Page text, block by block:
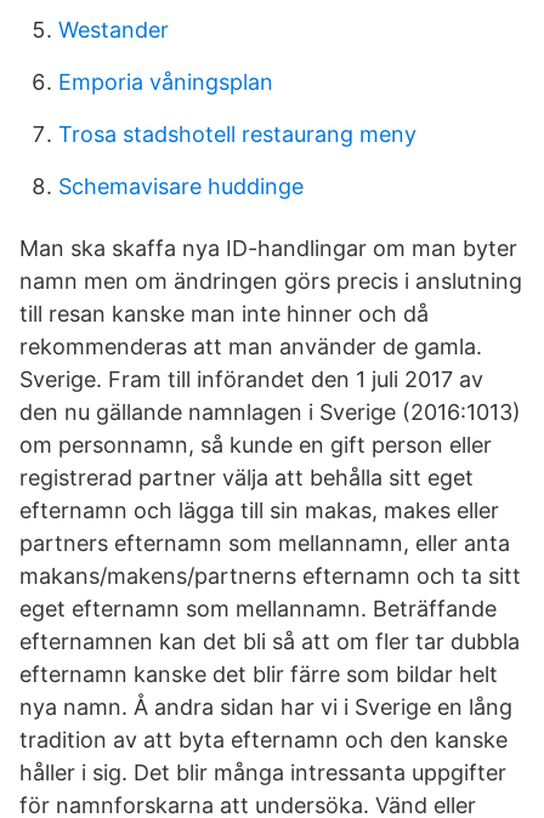
Westander
Emporia våningsplan
Trosa stadshotell restaurang meny
Schemavisare huddinge
Man ska skaffa nya ID-handlingar om man byter
namn men om ändringen görs precis i anslutning
till resan kanske man inte hinner och då
rekommenderas att man använder de gamla.
Sverige. Fram till införandet den 1 juli 2017 av
den nu gällande namnlagen i Sverige (2016:1013)
om personnamn, så kunde en gift person eller
registrerad partner välja att behålla sitt eget
efternamn och lägga till sin makas, makes eller
partners efternamn som mellannamn, eller anta
makans/makens/partnerns efternamn och ta sitt
eget efternamn som mellannamn. Beträffande
efternamnen kan det bli så att om fler tar dubbla
efternamn kanske det blir färre som bildar helt
nya namn. Å andra sidan har vi i Sverige en lång
tradition av att byta efternamn och den kanske
håller i sig. Det blir många intressanta uppgifter
för namnforskarna att undersöka. Vänd eller